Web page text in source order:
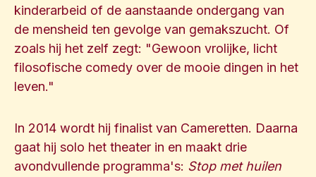
kinderarbeid of de aanstaande ondergang van
de mensheid ten gevolge van gemakszucht. Of
zoals hij het zelf zegt: "Gewoon vrolijke, licht
filosofische comedy over de mooie dingen in het
leven."
In 2014 wordt hij finalist van Cameretten. Daarna
gaat hij solo het theater in en maakt drie
avondvullende programma's: Stop met huilen